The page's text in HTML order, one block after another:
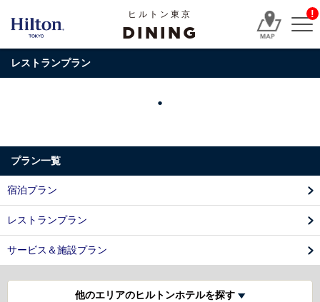
ヒルトン東京
DINING
!
レストランプラン
プラン一覧
宿泊プラン
レストランプラン
サービス＆施設プラン
他のエリアのヒルトンホテルを探す